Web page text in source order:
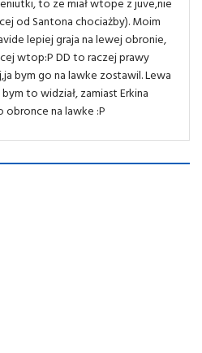
od Santona chociażby). Moim
lepiej graja na lewej obronie,
wtop:P DD to raczej prawy
bym go na lawke zostawil. Lewa
to widział, zamiast Erkina
obronce na lawke :P